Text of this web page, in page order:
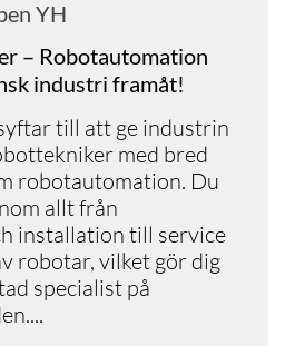
YH
– Robotautomation
industri framåt!
till att ge industrin
med bred
robotautomation. Du
allt från
installation till service
robotar, vilket gör dig
specialist på
....